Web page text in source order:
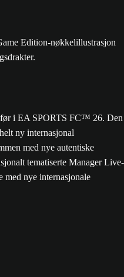
før i EA SPORTS FC™ 26. Den
ny internasjonal
med nye autentiske
tematiserte Manager Live-
med nye internasjonale